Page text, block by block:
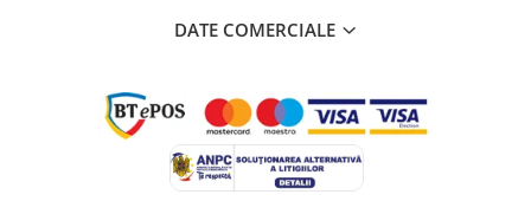
DATE COMERCIALE